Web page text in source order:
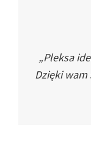
„Pleksa
Dzięki wam